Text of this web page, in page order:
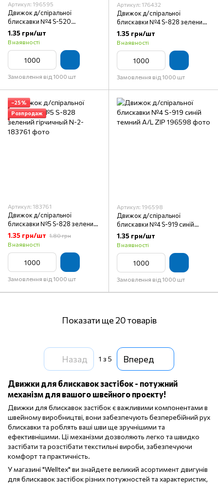
Артикул: 196595
Движок д/спіральної
блискавки №4 S-520
бордовий A/L ZIP
1.35 грн/шт
В наявності
Замовлення від 1000 шт
Артикул: 176432
Движок д/спіральної
блискавки №4 S-828 зелений
гірчичний A/L SBS
1.35 грн/шт
В наявності
Замовлення від 1000 шт
−25%
Розпродаж
Артикул: 183761
Движок д/спіральної
блискавки №5 S-828 зелений
гірчичный N-2-
1.35 грн/шт 1.80 грн
В наявності
Замовлення від 1000 шт
Артикул: 196598
Движок д/спіральної
блискавки №4 S-919 синій
темний A/L ZIP
1.35 грн/шт
В наявності
Замовлення від 1000 шт
Показати ще 20 товарів
Назад 1 з 5 Вперед
Движки для блискавок застібок - потужний
механізм для вашого швейного проекту!
Движки для блискавок застібок є важливими компонентами в
швейному виробництві, вони забезпечують безперебійний рух
блискавки та роблять ваші шви ще зручнішими та
ефективнішими. Ці механізми дозволяють легко та швидко
застібати та розстібати текстильні вироби, забезпечуючи
комфорт та практичність.
У магазині "Welltex" ви знайдете великий асортимент двигунів
для блискавок застібок різних потужностей та характеристик,